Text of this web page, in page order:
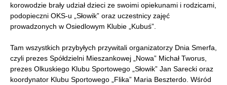
korowodzie brały udział dzieci ze swoimi opiekunami i rodzicami,
podopieczni OKS-u „Słowik” oraz uczestnicy zajęć
prowadzonych w Osiedlowym Klubie „Kubuś”.
Tam wszystkich przybyłych przywitali organizatorzy Dnia Smerfa,
czyli prezes Spółdzielni Mieszankowej „Nowa” Michał Tworus,
prezes Olkuskiego Klubu Sportowego „Słowik” Jan Sarecki oraz
koordynator Klubu Sportowego „Flika” Maria Beszterdo. Wśród